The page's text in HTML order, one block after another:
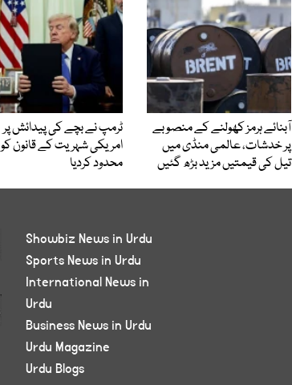
آبنائے ہرمز کھولنے کے منصوبے
پر خدشات، عالمی منڈی میں
تیل کی قیمتیں مزید بڑھ گئیں
ٹرمپ نے بچے کی پیدائش پر
امریکی شہریت کے قانون کو
محدود کردیا
Showbiz News in Urdu
Sports News in Urdu
International News in
Urdu
Business News in Urdu
Urdu Magazine
Urdu Blogs